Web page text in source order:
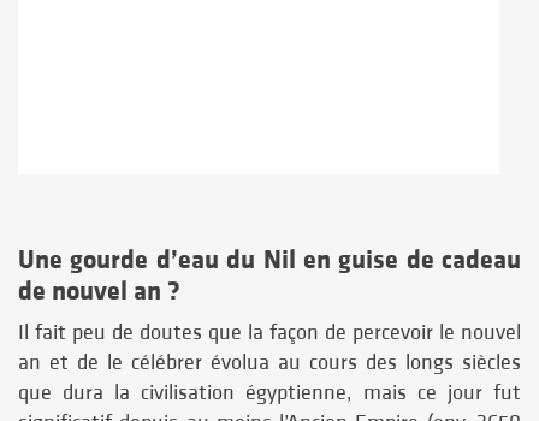
Une gourde d’eau du Nil en guise de cadeau
de nouvel an ?
Il fait peu de doutes que la façon de percevoir le nouvel
an et de le célébrer évolua au cours des longs siècles
que dura la civilisation égyptienne, mais ce jour fut